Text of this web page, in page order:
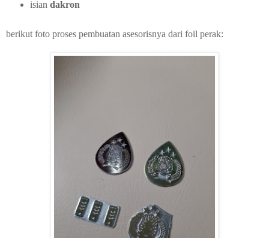
isian dakron
berikut foto proses pembuatan asesorisnya dari foil perak: